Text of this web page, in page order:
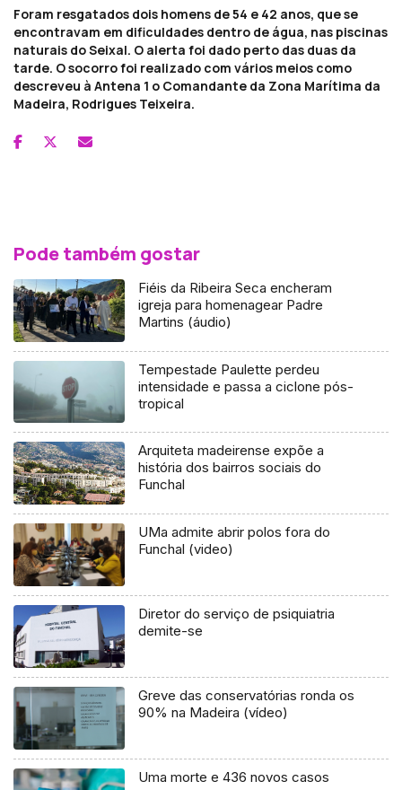
Foram resgatados dois homens de 54 e 42 anos, que se
encontravam em dificuldades dentro de água, nas piscinas
naturais do Seixal. O alerta foi dado perto das duas da
tarde. O socorro foi realizado com vários meios como
descreveu à Antena 1 o Comandante da Zona Marítima da
Madeira, Rodrigues Teixeira.
Pode também gostar
Fiéis da Ribeira Seca encheram
igreja para homenagear Padre
Martins (áudio)
Tempestade Paulette perdeu
intensidade e passa a ciclone pós-
tropical
Arquiteta madeirense expõe a
história dos bairros sociais do
Funchal
UMa admite abrir polos fora do
Funchal (video)
Diretor do serviço de psiquiatria
demite-se
Greve das conservatórias ronda os
90% na Madeira (vídeo)
Uma morte e 436 novos casos